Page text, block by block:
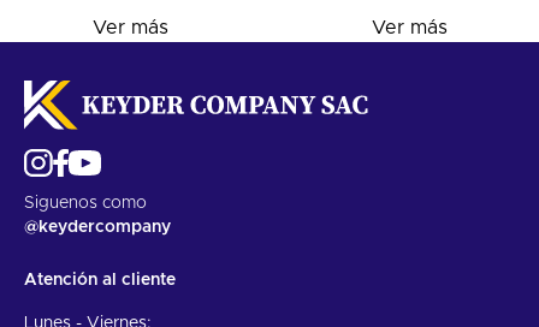
Ver más
Ver más
Siguenos como
@keydercompany
Atención al cliente
Lunes - Viernes: